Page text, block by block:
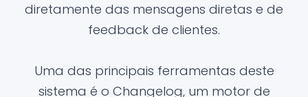
diretamente das mensagens diretas e de
feedback de clientes.
Uma das principais ferramentas deste
sistema é o Changelog, um motor de